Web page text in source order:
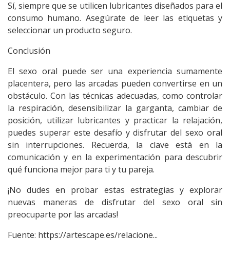
Sí, siempre que se utilicen lubricantes diseñados para el
consumo humano. Asegúrate de leer las etiquetas y
seleccionar un producto seguro.
Conclusión
Elsexo oral puede ser una experiencia sumamente
placentera, pero las arcadas pueden convertirse en un
obstáculo. Con las técnicas adecuadas, como controlar
la respiración, desensibilizar la garganta, cambiar de
posición, utilizar lubricantes y practicar la relajación,
puedes superar este desafío y disfrutar del sexo oral
sin interrupciones. Recuerda, la clave está en la
comunicación y en la experimentación para descubrir
qué funciona mejor para ti y tu pareja.
¡No dudes en probar estas estrategias y explorar
nuevas maneras de disfrutar del sexo oral sin
preocuparte por las arcadas!
Fuente: https://artescape.es/relacione...